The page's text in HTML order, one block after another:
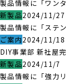
製品情報に「ワン
新製品2024/11/27
製品情報に「ステ
ご案内2024/11/18
DIY事業部 新社屋
新製品2024/11/7
製品情報に「強力